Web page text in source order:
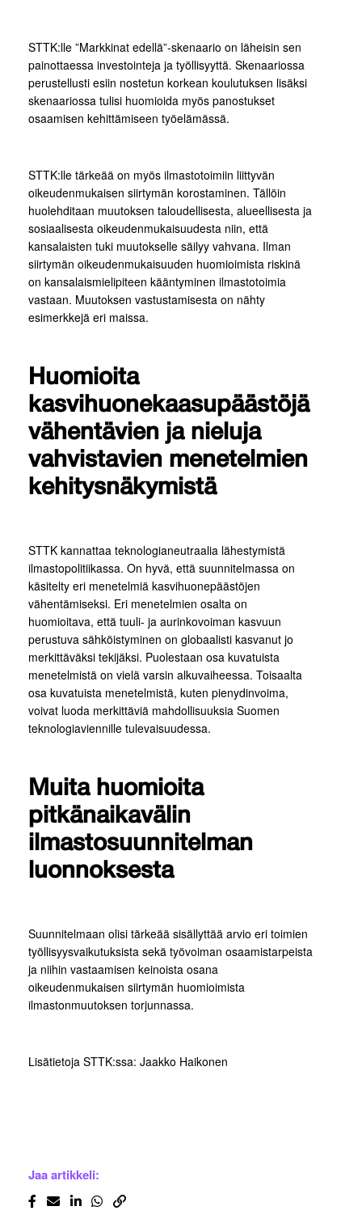
STTK:lle ”Markkinat edellä”-skenaario on läheisin sen
painottaessa investointeja ja työllisyyttä. Skenaariossa
perustellusti esiin nostetun korkean koulutuksen lisäksi
skenaariossa tulisi huomioida myös panostukset
osaamisen kehittämiseen työelämässä.
STTK:lle tärkeää on myös ilmastotoimiin liittyvän
oikeudenmukaisen siirtymän korostaminen. Tällöin
huolehditaan muutoksen taloudellisesta, alueellisesta ja
sosiaalisesta oikeudenmukaisuudesta niin, että
kansalaisten tuki muutokselle säilyy vahvana. Ilman
siirtymän oikeudenmukaisuuden huomioimista riskinä
on kansalaismielipiteen kääntyminen ilmastotoimia
vastaan. Muutoksen vastustamisesta on nähty
esimerkkejä eri maissa.
Huomioita
kasvihuonekaasupäästöjä
vähentävien ja nieluja
vahvistavien menetelmien
kehitysnäkymistä
STTK kannattaa teknologianeutraalia lähestymistä
ilmastopolitiikassa. On hyvä, että suunnitelmassa on
käsitelty eri menetelmiä kasvihuonepäästöjen
vähentämiseksi. Eri menetelmien osalta on
huomioitava, että tuuli- ja aurinkovoiman kasvuun
perustuva sähköistyminen on globaalisti kasvanut jo
merkittäväksi tekijäksi. Puolestaan osa kuvatuista
menetelmistä on vielä varsin alkuvaiheessa. Toisaalta
osa kuvatuista menetelmistä, kuten pienydinvoima,
voivat luoda merkittäviä mahdollisuuksia Suomen
teknologiaviennille tulevaisuudessa.
Muita huomioita
pitkänaikavälin
ilmastosuunnitelman
luonnoksesta
Suunnitelmaan olisi tärkeää sisällyttää arvio eri toimien
työllisyysvaikutuksista sekä työvoiman osaamistarpeista
ja niihin vastaamisen keinoista osana
oikeudenmukaisen siirtymän huomioimista
ilmastonmuutoksen torjunnassa.
Lisätietoja STTK:ssa: Jaakko Haikonen
Jaa artikkeli: